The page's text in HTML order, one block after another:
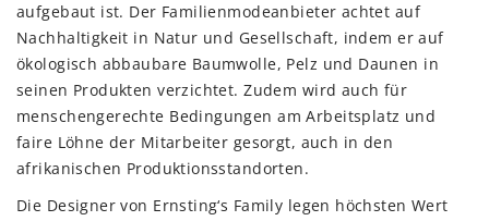
aufgebaut ist. Der Familienmodeanbieter achtet auf
Nachhaltigkeit in Natur und Gesellschaft, indem er auf
ökologisch abbaubare Baumwolle, Pelz und Daunen in
seinen Produkten verzichtet. Zudem wird auch für
menschengerechte Bedingungen am Arbeitsplatz und
faire Löhne der Mitarbeiter gesorgt, auch in den
afrikanischen Produktionsstandorten.
Die Designer von Ernsting‘s Family legen höchsten Wert